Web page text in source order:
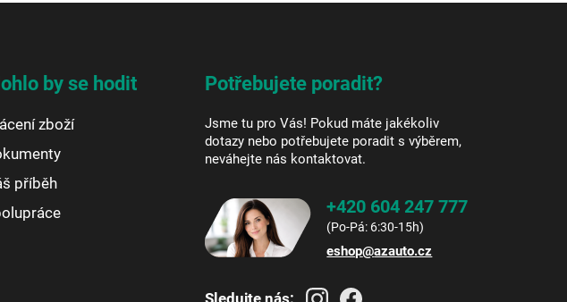
by se hodit
zboží
příběh
Potřebujete poradit?
Jsme tu pro Vás! Pokud máte jakékoliv
dotazy nebo potřebujete poradit s výběrem,
neváhejte nás kontaktovat.
+420 604 247 777
eshop@azauto.cz
Sledujte nás: